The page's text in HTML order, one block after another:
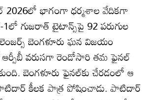
2026లో భాగంగా ధ‌ర్మశాల వేదిక‌గా
గుజ‌రాత్ టైటాన్స్‌పై 92 ప‌రుగుల
బెంగళూరు ఘ‌న విజ‌యం
వ‌రుసగా రెండోసారి త‌మ ఫైన‌ల్
బెంగ‌ళూరు ఫైన‌ల్‌కు చేర‌డంలో ఆ
పాటిదార్‌ కీలక పాత్ర పోషించాడు. పాటిదార్